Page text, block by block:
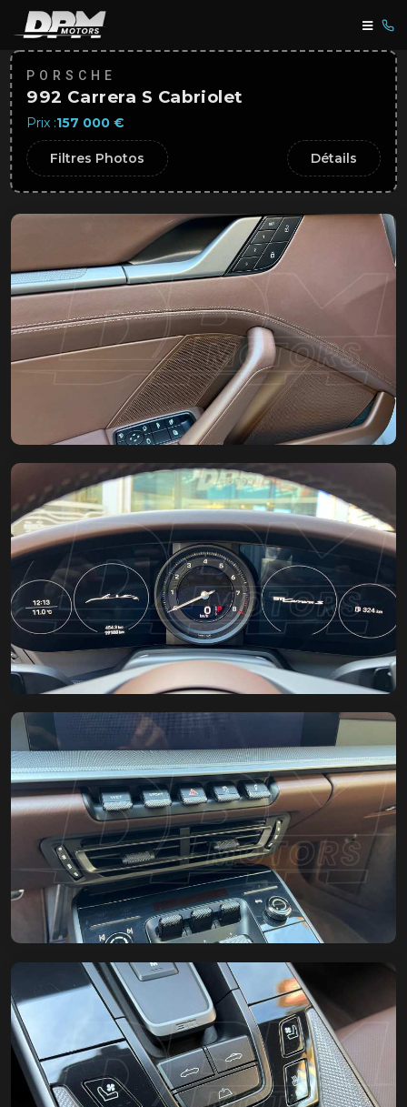
PORSCHE
992 Carrera S Cabriolet
Prix :157 000 €
Filtres Photos Détails